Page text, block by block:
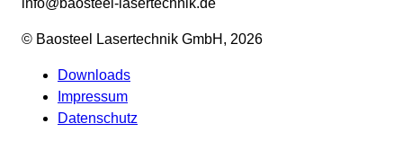
info@baosteel-lasertechnik.de
© Baosteel Lasertechnik GmbH, 2026
Downloads
Impressum
Datenschutz­